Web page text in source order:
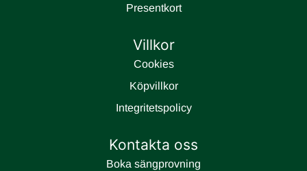
Presentkort
Villkor
Cookies
Köpvillkor
Integritetspolicy
Kontakta oss
Boka sängprovning